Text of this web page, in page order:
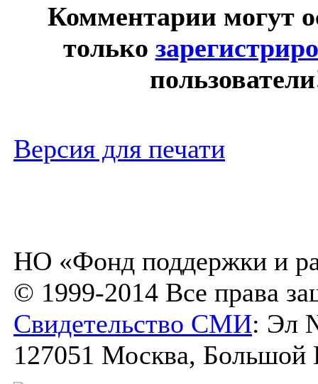
Комментарии могут
только
Версия для печати
НО «Фонд поддержки и
© 1999-2014 Все права
Свидетельство СМИ: Эл
127051 Москва, Большой